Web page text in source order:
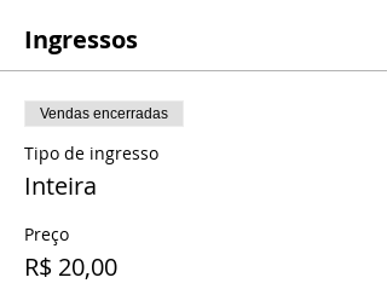
Ingressos
Vendas encerradas
Tipo de ingresso
Inteira
Preço
R$ 20,00